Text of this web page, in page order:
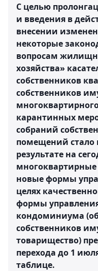
С целью
и введения в
внесении
некоторые
вопросам
хозяйства»
собственников
собственников
карантинных
собраний
помещений
результате на
новые формы
целях
формы
кондоминиума
собственников
товарищество)
перехода до 1
таблице.